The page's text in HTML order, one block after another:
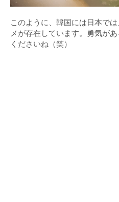
このように、韓国には日本で
メが存在しています。勇気が
くださいね（笑）